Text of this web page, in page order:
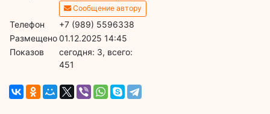
Сообщение автору
Телефон
+7 (989) 5596338
Размещено01.12.2025 14:45
Показов
cегодня: 3, всего:
451